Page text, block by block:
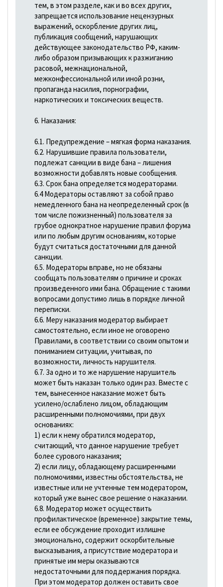
тем, в этом разделе, как и во всех других,
запрещается использование нецензурных
выражений, оскорбление других лиц,
публикация сообщений, нарушающих
действующее законодательство РФ, каким-
либо образом призывающих к разжиганию
расовой, межнациональной,
межконфессиональной или иной розни,
пропаганда насилия, порнографии,
наркотических и токсических веществ.
6. Наказания:
6.1. Предупреждение – мягкая форма наказания.
6.2. Нарушившие правила пользователи,
подлежат санкции в виде бана – лишения
возможности добавлять новые сообщения.
6.3. Срок бана определяется модераторами.
6.4 Модераторы оставляют за собой право
немедленного бана на неопределенный срок (в
том числе пожизненный) пользователя за
грубое однократное нарушение правил форума
или по любым другим основаниям, которые
будут считаться достаточными для данной
санкции.
6.5. Модераторы вправе, но не обязаны
сообщать пользователям о причине и сроках
произведенного ими бана. Обращение с такими
вопросами допустимо лишь в порядке личной
переписки.
6.6. Меру наказания модератор выбирает
самостоятельно, если иное не оговорено
Правилами, в соответствии со своим опытом и
пониманием ситуации, учитывая, по
возможности, личность нарушителя.
6.7. За одно и то же нарушение нарушитель
может быть наказан только один раз. Вместе с
тем, вынесенное наказание может быть
усилено/ослаблено лицом, обладающим
расширенными полномочиями, при двух
основаниях:
1) если к нему обратился модератор,
считающий, что данное нарушение требует
более сурового наказания;
2) если лицу, обладающему расширенными
полномочиями, известны обстоятельства, не
известные или не учтенные тем модератором,
который уже вынес свое решение о наказании.
6.8. Модератор может осуществить
профилактическое (временное) закрытие темы,
если ее обсуждение проходит излишне
эмоционально, содержит оскорбительные
высказывания, а присутствие модератора и
принятые им меры оказываются
недостаточными для поддержания порядка.
При этом модератор должен оставить свое